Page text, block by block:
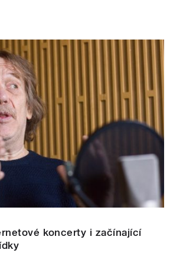
koncerty i začínající